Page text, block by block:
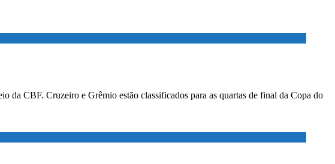
da CBF. Cruzeiro e Grêmio estão classificados para as quartas de final da Copa do